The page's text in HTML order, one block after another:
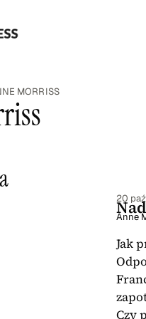
MORRISS
20
Anne
Jak
Czy